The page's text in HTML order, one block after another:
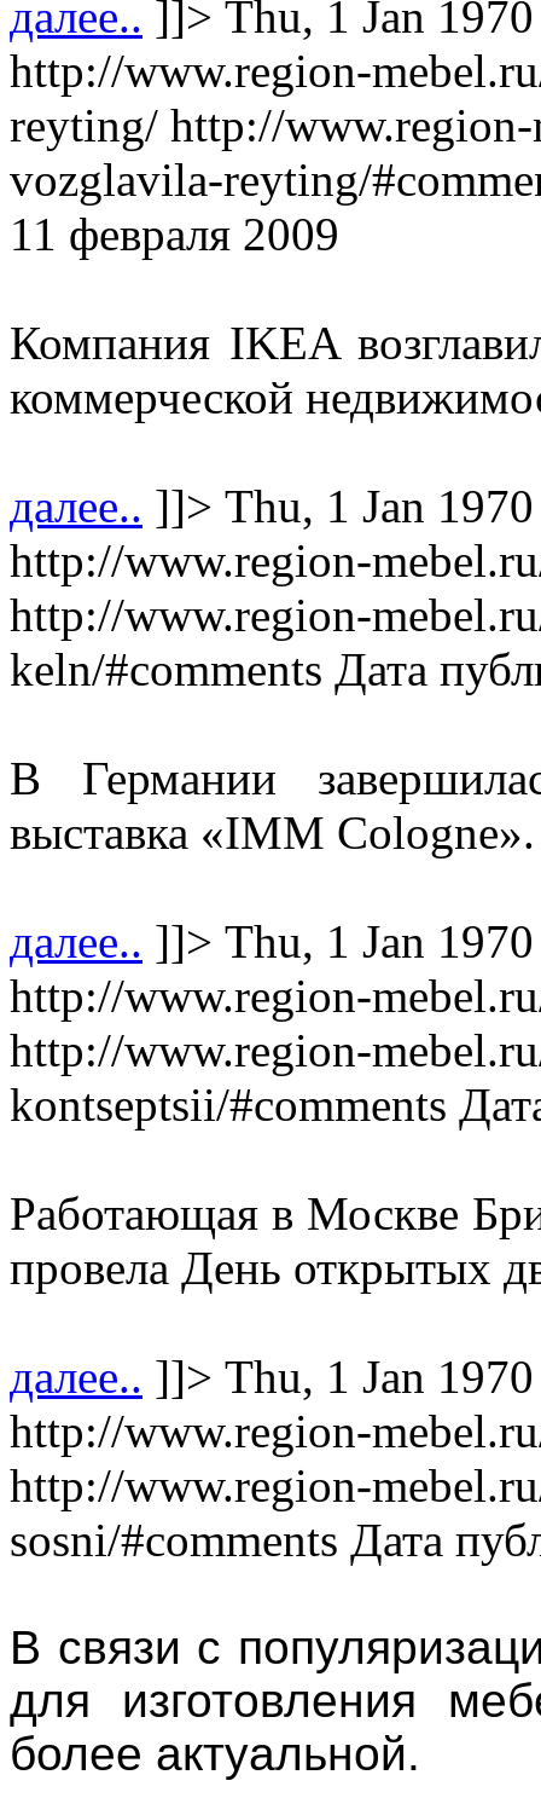
далее.. ]]> Thu, 1 Jan
http://www.region-
reyting/ http://
vozglavila-reyting/
11 февраля 2009
Компания IKEA
коммерческой
далее.. ]]> Thu, 1 Jan
http://www.region-
http://www.region-
keln/#comments Дата
В Германии
выставка «IMM Cologne».
далее.. ]]> Thu, 1 Jan
http://www.region-
http://www.region-
kontseptsii/#comments
Работающая в Москве
провела День открытых
далее.. ]]> Thu, 1 Jan
http://www.region-
http://www.region-
sosni/#comments Дата
В связи с
для изготовления
более актуальной.